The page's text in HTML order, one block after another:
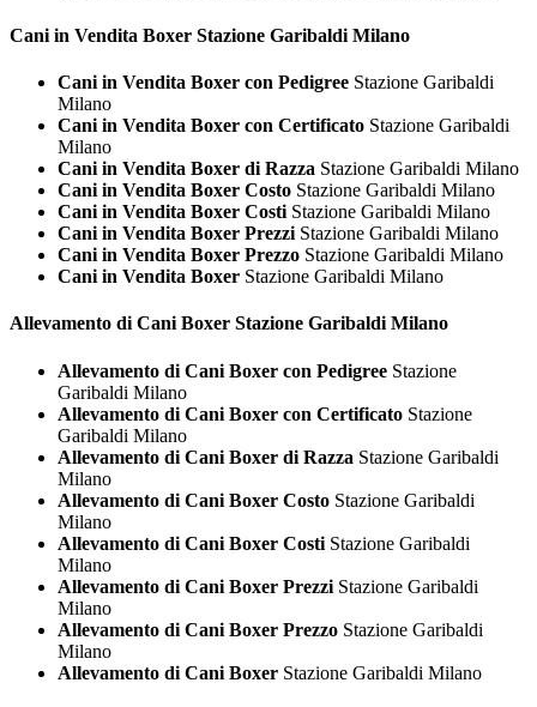
Cani in Vendita Boxer Stazione Garibaldi Milano
Cani in Vendita Boxer con Pedigree Stazione Garibaldi
Milano
Cani in Vendita Boxer con Certificato Stazione Garibaldi
Milano
Cani in Vendita Boxer di Razza Stazione Garibaldi Milano
Cani in Vendita Boxer Costo Stazione Garibaldi Milano
Cani in Vendita Boxer Costi Stazione Garibaldi Milano
Cani in Vendita Boxer Prezzi Stazione Garibaldi Milano
Cani in Vendita Boxer Prezzo Stazione Garibaldi Milano
Cani in Vendita Boxer Stazione Garibaldi Milano
Allevamento di Cani Boxer Stazione Garibaldi Milano
Allevamento di Cani Boxer con Pedigree Stazione
Garibaldi Milano
Allevamento di Cani Boxer con Certificato Stazione
Garibaldi Milano
Allevamento di Cani Boxer di Razza Stazione Garibaldi
Milano
Allevamento di Cani Boxer Costo Stazione Garibaldi
Milano
Allevamento di Cani Boxer Costi Stazione Garibaldi
Milano
Allevamento di Cani Boxer Prezzi Stazione Garibaldi
Milano
Allevamento di Cani Boxer Prezzo Stazione Garibaldi
Milano
Allevamento di Cani Boxer Stazione Garibaldi Milano